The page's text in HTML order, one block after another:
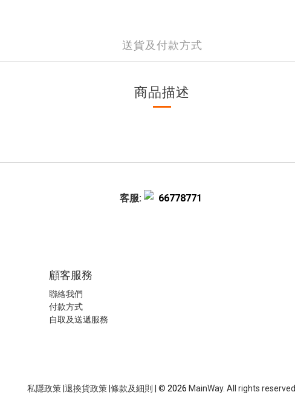
送貨及付款方式
商品描述
客服: 66778771
顧客服務
聯絡我們
付款方式
自取及送遞服務
私隱政策| 退換貨政策 條款及細則 | © 2026 MainWay. All rights reserved.